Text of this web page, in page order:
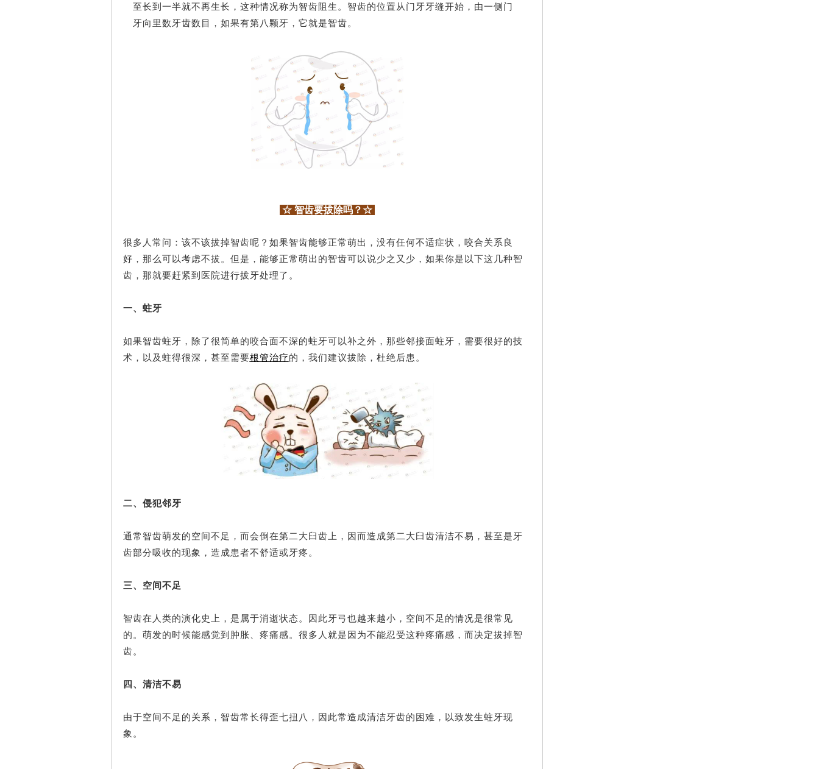
至长到一半就不再生长，这种情况称为智齿阻生。智齿的位置从门牙牙缝开始，由一侧门
牙向里数牙齿数目，如果有第八颗牙，它就是智齿。
☆ 智齿要拔除吗？☆
很多人常问：该不该拔掉智齿呢？如果智齿能够正常萌出，没有任何不适症状，咬合关系良
好，那么可以考虑不拔。但是，能够正常萌出的智齿可以说少之又少，如果你是以下这几种智
齿，那就要赶紧到医院进行拔牙处理了。
一、蛀牙
如果智齿蛀牙，除了很简单的咬合面不深的蛀牙可以补之外，那些邻接面蛀牙，需要很好的技
术，以及蛀得很深，甚至需要根管治疗的，我们建议拔除，杜绝后患。
二、侵犯邻牙
通常智齿萌发的空间不足，而会倒在第二大臼齿上，因而造成第二大臼齿清洁不易，甚至是牙
齿部分吸收的现象，造成患者不舒适或牙疼。
三、空间不足
智齿在人类的演化史上，是属于消逝状态。因此牙弓也越来越小，空间不足的情况是很常见
的。萌发的时候能感觉到肿胀、疼痛感。很多人就是因为不能忍受这种疼痛感，而决定拔掉智
齿。
四、清洁不易
由于空间不足的关系，智齿常长得歪七扭八，因此常造成清洁牙齿的困难，以致发生蛀牙现
象。